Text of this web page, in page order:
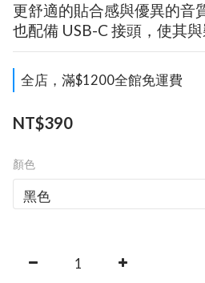
更舒適的貼合感與優異的音
也配備 USB-C 接頭，使其與
全店，滿$1200全館免運費
NT$390
顏色